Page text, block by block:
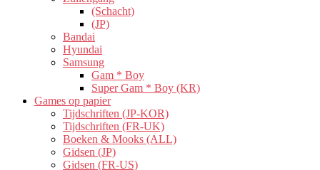
(Schacht)
(JP)
Bandai
Hyundai
Samsung
Gam * Boy
Super Gam * Boy (KR)
Games op papier
Tijdschriften (JP-KOR)
Tijdschriften (FR-UK)
Boeken & Mooks (ALL)
Gidsen (JP)
Gidsen (FR-US)